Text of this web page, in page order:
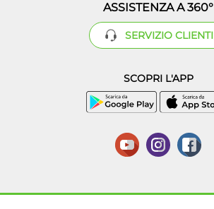
ASSISTENZA A 360°
SERVIZIO CLIENTI
SCOPRI L'APP